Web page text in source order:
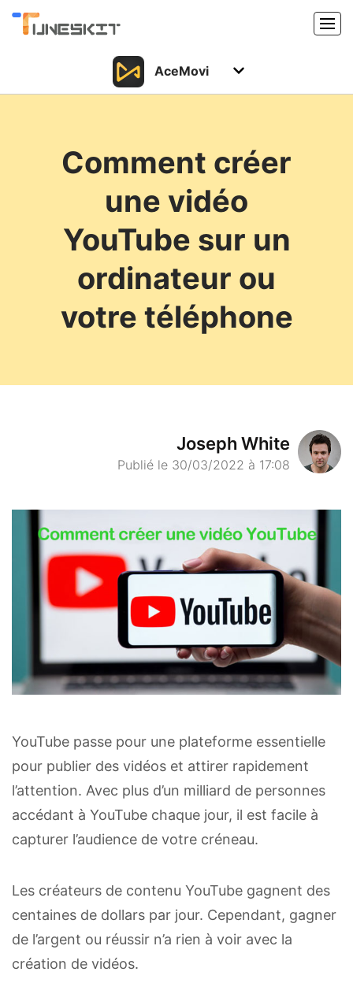
Produits
Support
Centre de téléchargement
AceMovi
Support
Ressources
Comment créer
une vidéo
YouTube sur un
ordinateur ou
votre téléphone
Joseph White
Publié le 30/03/2022 à 17:08
YouTube passe pour une plateforme essentielle
pour publier des vidéos et attirer rapidement
l’attention. Avec plus d’un milliard de personnes
accédant à YouTube chaque jour, il est facile à
capturer l’audience de votre créneau.
Les créateurs de contenu YouTube gagnent des
centaines de dollars par jour. Cependant, gagner
de l’argent ou réussir n’a rien à voir avec la
création de vidéos.